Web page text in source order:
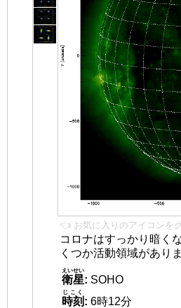
👈 お気に入りのアイコンを
コロナはすっかり暗く
くつか活動領域がありま
衛星
えいせい
: SOHO
時刻
じこく
: 6時12分